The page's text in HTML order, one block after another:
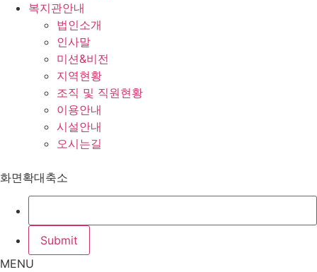
복지관안내
법인소개
인사말
미션&비전
지역현황
조직 및 직원현황
이용안내
시설안내
오시는길
화면확대축소
MENU